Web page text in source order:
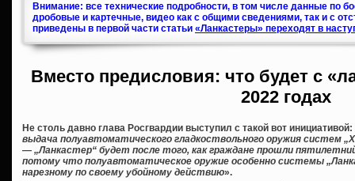
Внимание: все технические подробности, в том числе данные по
дробовые и картечные, видео как с общими сведениями, так и с
приведены в первой части статьи «Ланкастеры» переходят в
Вместо предисловия: что будет с
2022 годах
Не столь давно глава Росгвардии выступил с такой вот инициативой:
выдача полуавтоматического гладкоствольного оружия систем
— „Ланкастер“ будет после того, как граждане прошли
потому что полуавтоматическое оружие особенно системы
нарезному по своему убойному действию».